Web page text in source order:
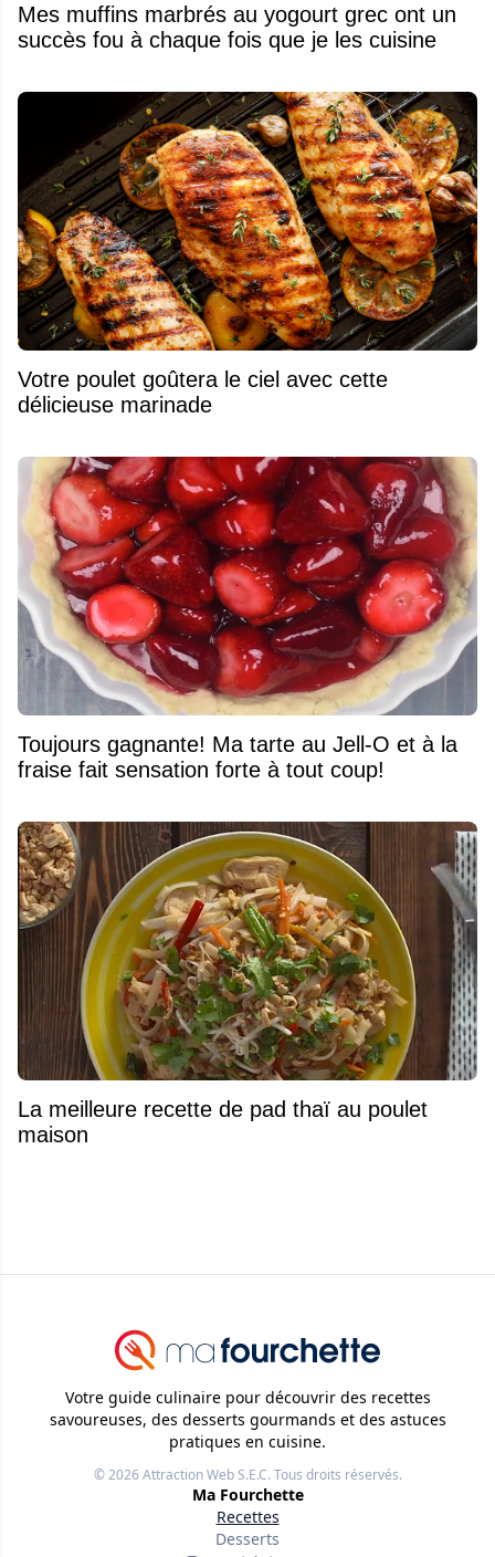
Mes muffins marbrés au yogourt grec ont un
succès fou à chaque fois que je les cuisine
Votre poulet goûtera le ciel avec cette
délicieuse marinade
Toujours gagnante! Ma tarte au Jell-O et à la
fraise fait sensation forte à tout coup!
La meilleure recette de pad thaï au poulet
maison
Votre guide culinaire pour découvrir des recettes
savoureuses, des desserts gourmands et des astuces
pratiques en cuisine.
© 2026Attraction Web S.E.C.Tous droits réservés.
Ma Fourchette
Recettes
Desserts